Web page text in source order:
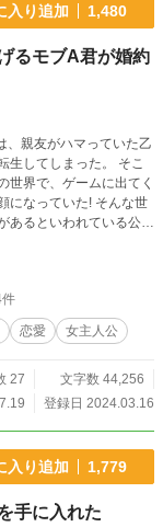
入り追加 1,480
るモブA君が婚約
、親友がハマっていた乙
生してしまった。 そこ
世界で、ゲームに出てく
ていた! そんな世
あるといわれている公爵
嬢だった?! しか
。それはヒロインに罵
ブ君、
よね? 学校を卒
略対象者、ヒロインか
恋愛 女主人公
27
文字数 44,256
登録日 2024.03.16
入り追加 1,779
手に入れた